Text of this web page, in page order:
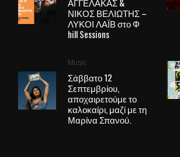
ΝΙΚΟΣ ΒΕΛΙΩΤΗΣ –
ΛΥΚΟΙ ΛΑΪΒ στο Φ
hill Sessions
Music
Σάββατο 12
Σεπτεμβρίου,
αποχαιρετούμε το
καλοκαίρι, μαζί με τη
Μαρίνα Σπανού.